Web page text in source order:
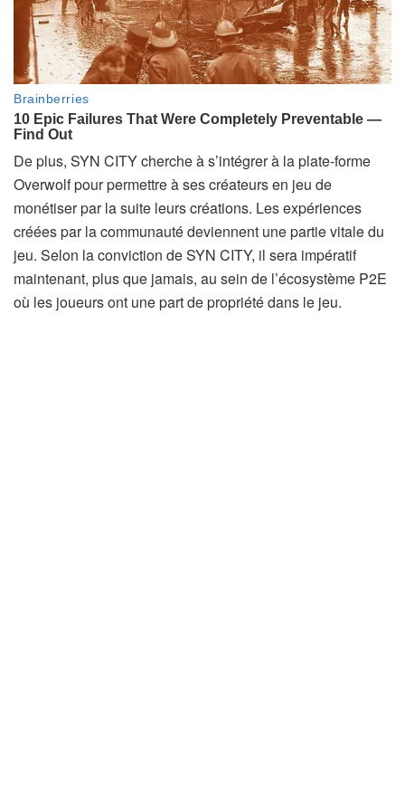
De plus, SYN CITY cherche à s’intégrer à la plate-forme
Overwolf pour permettre à ses créateurs en jeu de
monétiser par la suite leurs créations. Les expériences
créées par la communauté deviennent une partie vitale du
jeu. Selon la conviction de SYN CITY, il sera impératif
maintenant, plus que jamais, au sein de l’écosystème P2E
où les joueurs ont une part de propriété dans le jeu.